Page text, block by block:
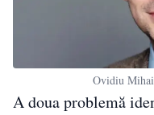
Ovidiu
A doua problemă